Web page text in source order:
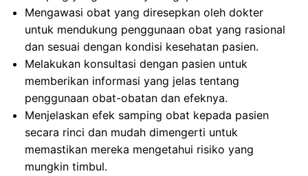
Mengawasi obat yang diresepkan oleh dokter
untuk mendukung penggunaan obat yang rasional
dan sesuai dengan kondisi kesehatan pasien.
Melakukan konsultasi dengan pasien untuk
memberikan informasi yang jelas tentang
penggunaan obat-obatan dan efeknya.
Menjelaskan efek samping obat kepada pasien
secara rinci dan mudah dimengerti untuk
memastikan mereka mengetahui risiko yang
mungkin timbul.